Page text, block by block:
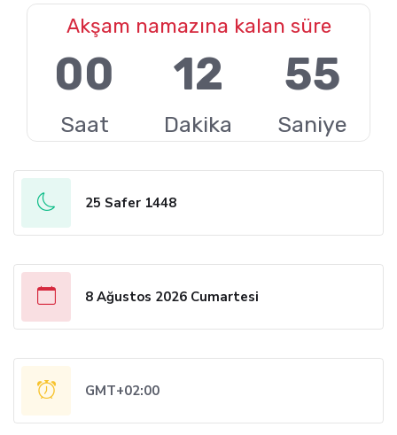
Akşam namazına kalan süre
00
Saat
12
Dakika
54
Saniye
25 Safer 1448
8 Ağustos 2026 Cumartesi
GMT+02:00